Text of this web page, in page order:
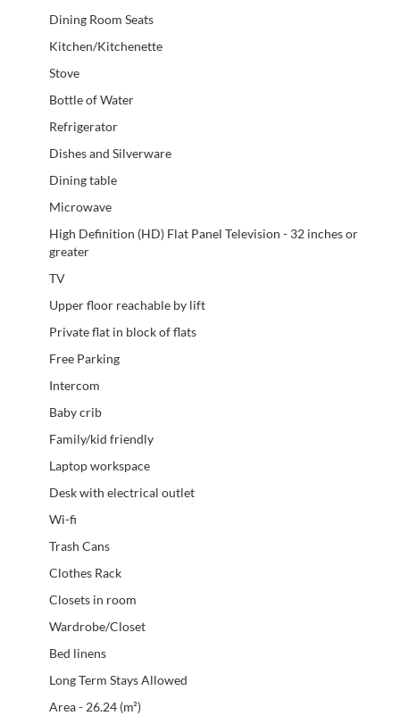
Dining Room Seats
Kitchen/Kitchenette
Stove
Bottle of Water
Refrigerator
Dishes and Silverware
Dining table
Microwave
High Definition (HD) Flat Panel Television - 32 inches or
greater
TV
Upper floor reachable by lift
Private flat in block of flats
Free Parking
Intercom
Baby crib
Family/kid friendly
Laptop workspace
Desk with electrical outlet
Wi-fi
Trash Cans
Clothes Rack
Closets in room
Wardrobe/Closet
Bed linens
Long Term Stays Allowed
Area - 26.24 (m²)